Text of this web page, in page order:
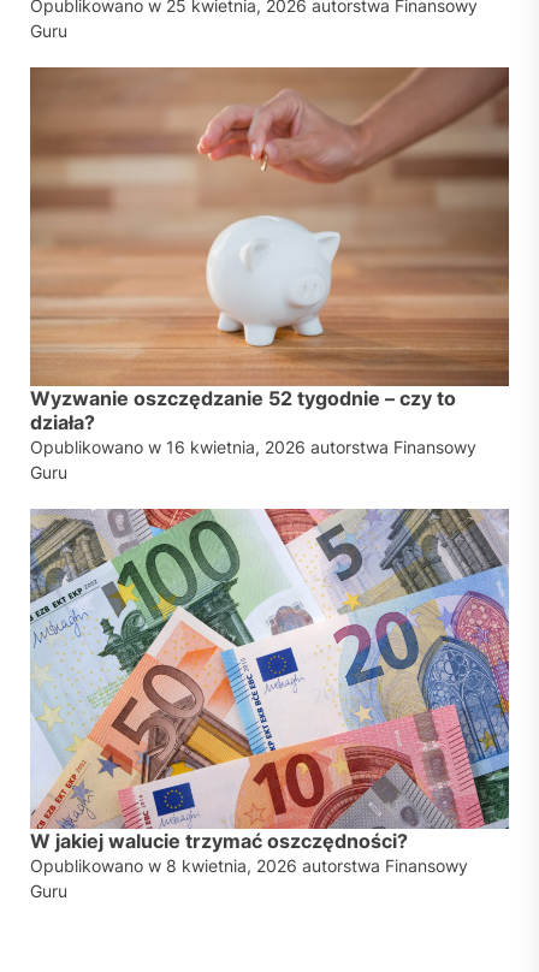
Opublikowano w 25 kwietnia, 2026 autorstwa Finansowy
Guru
Wyzwanie oszczędzanie 52 tygodnie – czy to
działa?
Opublikowano w 16 kwietnia, 2026 autorstwa Finansowy
Guru
W jakiej walucie trzymać oszczędności?
Opublikowano w 8 kwietnia, 2026 autorstwa Finansowy
Guru